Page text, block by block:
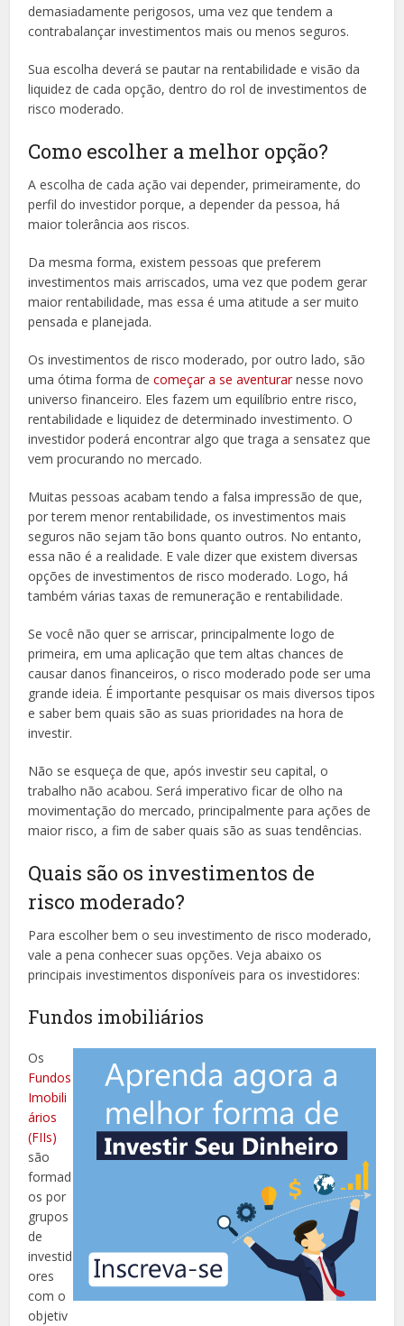
demasiadamente perigosos, uma vez que tendem a
contrabalançar investimentos mais ou menos seguros.
Sua escolha deverá se pautar na rentabilidade e visão da
liquidez de cada opção, dentro do rol de investimentos de
risco moderado.
Como escolher a melhor opção?
A escolha de cada ação vai depender, primeiramente, do
perfil do investidor porque, a depender da pessoa, há
maior tolerância aos riscos.
Da mesma forma, existem pessoas que preferem
investimentos mais arriscados, uma vez que podem gerar
maior rentabilidade, mas essa é uma atitude a ser muito
pensada e planejada.
Os investimentos de risco moderado, por outro lado, são
uma ótima forma decomeçar a se aventurarnesse novo
universo financeiro. Eles fazem um equilíbrio entre risco,
rentabilidade e liquidez de determinado investimento. O
investidor poderá encontrar algo que traga a sensatez que
vem procurando no mercado.
Muitas pessoas acabam tendo a falsa impressão de que,
por terem menor rentabilidade, os investimentos mais
seguros não sejam tão bons quanto outros. No entanto,
essa não é a realidade. E vale dizer que existem diversas
opções de investimentos de risco moderado. Logo, há
também várias taxas de remuneração e rentabilidade.
Se você não quer se arriscar, principalmente logo de
primeira, em uma aplicação que tem altas chances de
causar danos financeiros, o risco moderado pode ser uma
grande ideia. É importante pesquisar os mais diversos tipos
e saber bem quais são as suas prioridades na hora de
investir.
Não se esqueça de que, após investir seu capital, o
trabalho não acabou. Será imperativo ficar de olho na
movimentação do mercado, principalmente para ações de
maior risco, a fim de saber quais são as suas tendências.
Quais são os investimentos de
risco moderado?
Para escolher bem o seu investimento de risco moderado,
vale a pena conhecer suas opções. Veja abaixo os
principais investimentos disponíveis para os investidores:
Fundos imobiliários
Os
Fundos
Imobili
ários
(FIIs)
são
formad
os por
grupos
de
investid
ores
com o
objetiv